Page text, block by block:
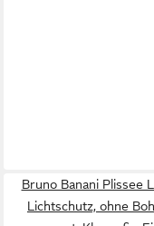
Bruno Banani Plissee
Lichtschutz, ohne